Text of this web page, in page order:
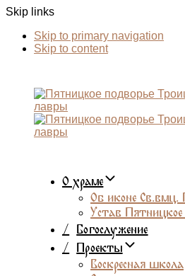
Skip links
Skip to primary navigation
Skip to content
О храме
Об иконе Св.вмц.
Устав
/ Богослужение
/ Проекты
Воскресная школа